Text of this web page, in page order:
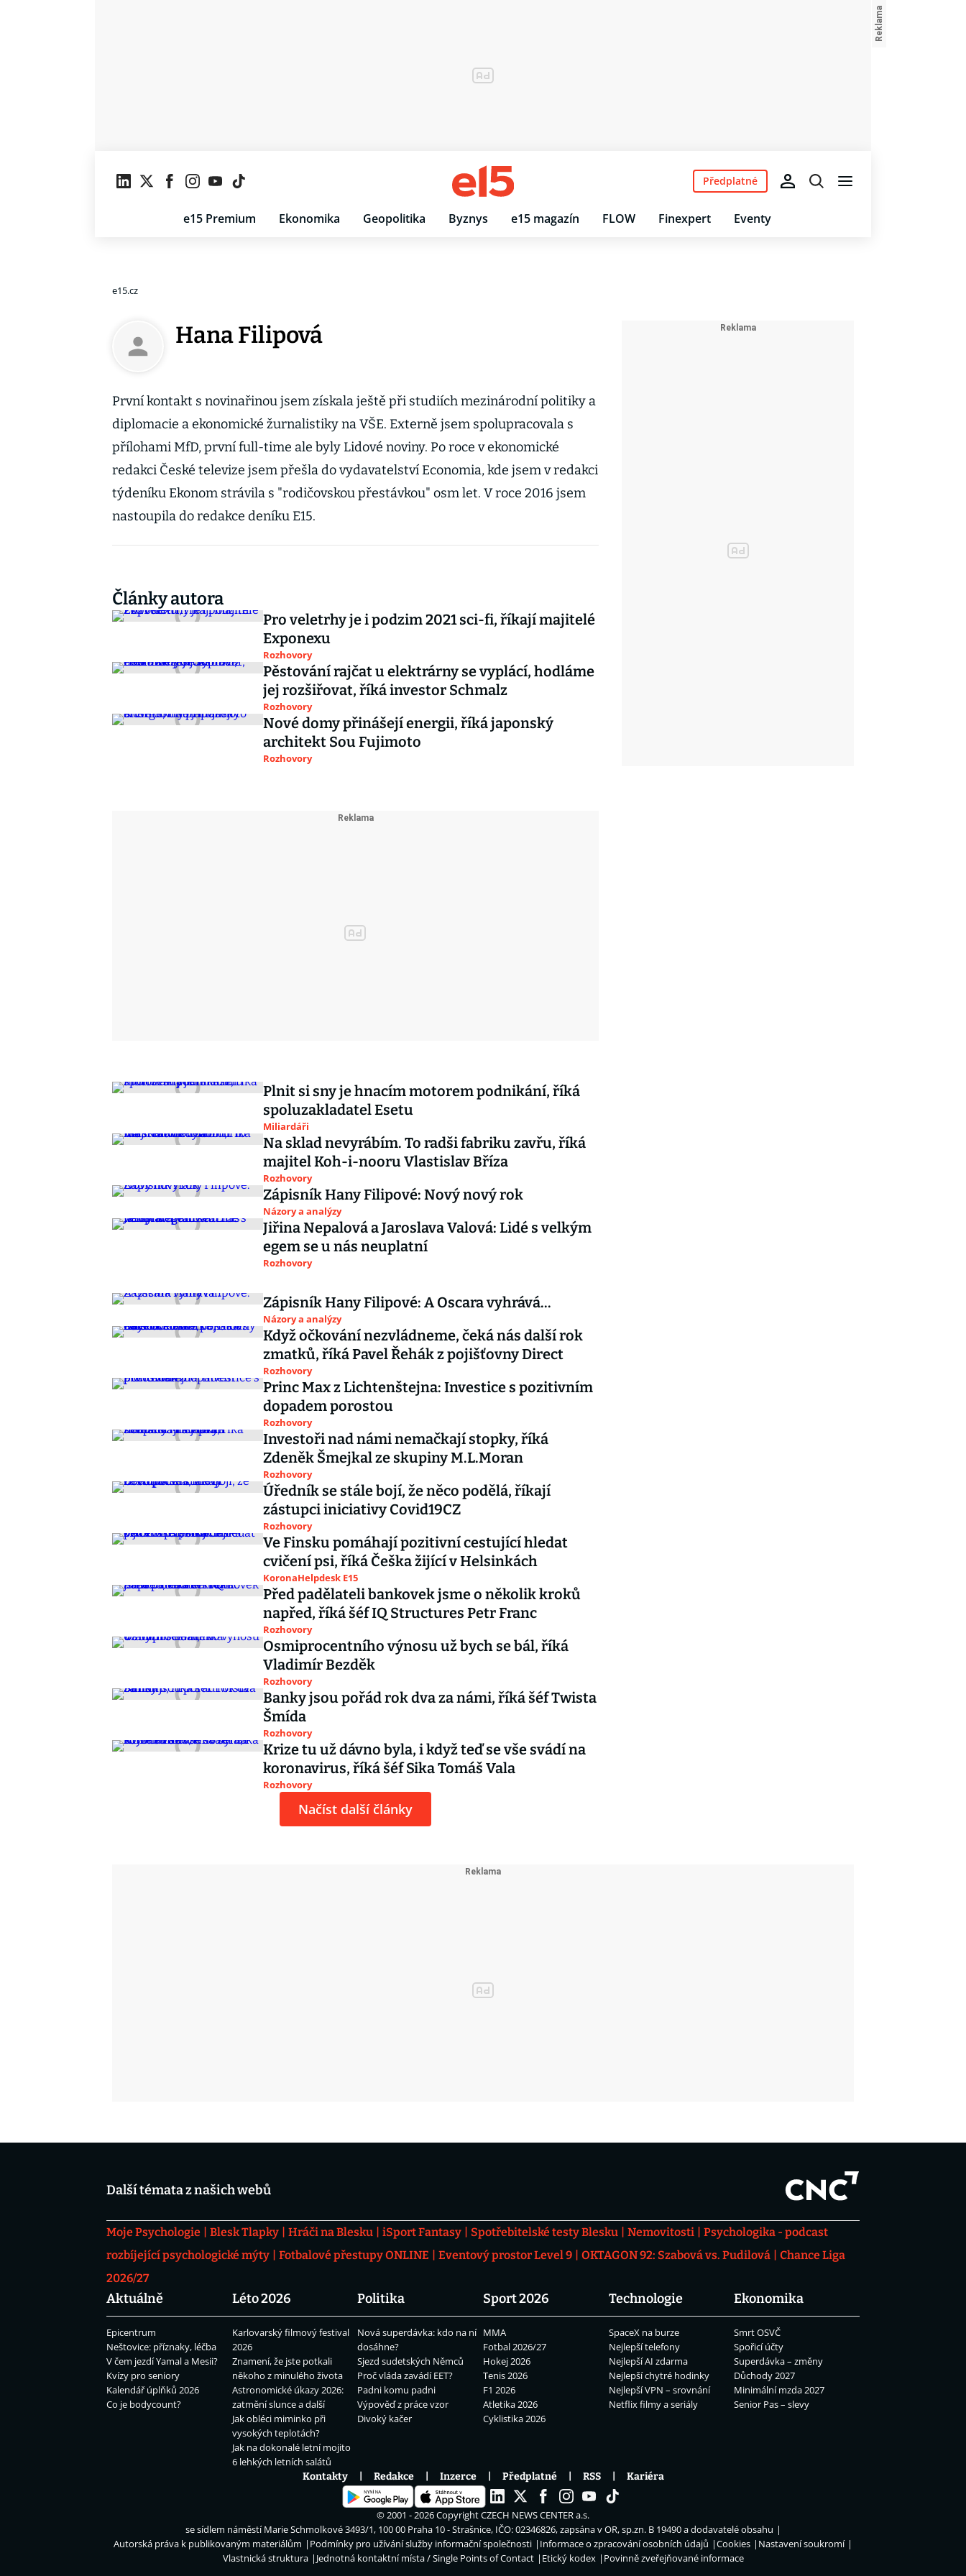
e15 Premium Ekonomika Geopolitika Byznys e15 magazín FLOW Finexpert Eventy
Předplatné
e15.cz
Hana Filipová
První kontakt s novinařinou jsem získala ještě při studiích mezinárodní politiky a
diplomacie a ekonomické žurnalistiky na VŠE. Externě jsem spolupracovala s
přílohami MfD, první full-time ale byly Lidové noviny. Po roce v ekonomické
redakci České televize jsem přešla do vydavatelství Economia, kde jsem v redakci
týdeníku Ekonom strávila s "rodičovskou přestávkou" osm let. V roce 2016 jsem
nastoupila do redakce deníku E15.
Články autora
Pro veletrhy je i podzim 2021 sci-fi, říkají majitelé
Exponexu
Rozhovory
Pěstování rajčat u elektrárny se vyplácí, hodláme
jej rozšiřovat, říká investor Schmalz
Rozhovory
Nové domy přinášejí energii, říká japonský
architekt Sou Fujimoto
Rozhovory
Plnit si sny je hnacím motorem podnikání, říká
spoluzakladatel Esetu
Miliardáři
Na sklad nevyrábím. To radši fabriku zavřu, říká
majitel Koh-i-nooru Vlastislav Bříza
Rozhovory
Zápisník Hany Filipové: Nový nový rok
Názory a analýzy
Jiřina Nepalová a Jaroslava Valová: Lidé s velkým
egem se u nás neuplatní
Rozhovory
Zápisník Hany Filipové: A Oscara vyhrává...
Názory a analýzy
Když očkování nezvládneme, čeká nás další rok
zmatků, říká Pavel Řehák z pojišťovny Direct
Rozhovory
Princ Max z Lichtenštejna: Investice s pozitivním
dopadem porostou
Rozhovory
Investoři nad námi nemačkají stopky, říká
Zdeněk Šmejkal ze skupiny M.L.Moran
Rozhovory
Úředník se stále bojí, že něco podělá, říkají
zástupci iniciativy Covid19CZ
Rozhovory
Ve Finsku pomáhají pozitivní cestující hledat
cvičení psi, říká Češka žijící v Helsinkách
KoronaHelpdesk E15
Před padělateli bankovek jsme o několik kroků
napřed, říká šéf IQ Structures Petr Franc
Rozhovory
Osmiprocentního výnosu už bych se bál, říká
Vladimír Bezděk
Rozhovory
Banky jsou pořád rok dva za námi, říká šéf Twista
Šmída
Rozhovory
Krize tu už dávno byla, i když teď se vše svádí na
koronavirus, říká šéf Sika Tomáš Vala
Rozhovory
Načíst další články
Další témata z našich webů
Moje Psychologie Blesk Tlapky Hráči na Blesku iSport Fantasy Spotřebitelské testy Blesku Nemovitosti
Psychologika - podcast
rozbíjející psychologické mýty
Fotbalové přestupy ONLINE Eventový prostor Level 9 OKTAGON 92: Szabová vs. Pudilová
Chance Liga
2026/27
Aktuálně
Epicentrum
Neštovice: příznaky, léčba
V čem jezdí Yamal a Mesii?
Kvízy pro seniory
Kalendář úplňků 2026
Co je bodycount?
Léto 2026
Karlovarský filmový festival
2026
Znamení, že jste potkali
někoho z minulého života
Astronomické úkazy 2026:
zatmění slunce a další
Jak obléci miminko při
vysokých teplotách?
Jak na dokonalé letní mojito
6 lehkých letních salátů
Politika
Nová superdávka: kdo na ní
dosáhne?
Sjezd sudetských Němců
Proč vláda zavádí EET?
Padni komu padni
Výpověď z práce vzor
Divoký kačer
Sport 2026
MMA
Fotbal 2026/27
Hokej 2026
Tenis 2026
F1 2026
Atletika 2026
Cyklistika 2026
Technologie
SpaceX na burze
Nejlepší telefony
Nejlepší AI zdarma
Nejlepší chytré hodinky
Nejlepší VPN – srovnání
Netflix filmy a seriály
Ekonomika
Smrt OSVČ
Spořicí účty
Superdávka – změny
Důchody 2027
Minimální mzda 2027
Senior Pas – slevy
Kontakty Redakce Inzerce Předplatné RSS Kariéra
© 2001 - 2026 CopyrightCZECH NEWS CENTER a.s.
se sídlem náměstí Marie Schmolkové 3493/1, 100 00 Praha 10 - Strašnice, IČO: 02346826, zapsána v OR, sp.zn. B 19490 a dodavatelé obsahu
Autorská práva k publikovaným materiálům
Podmínky pro užívání služby informační společnosti Informace o zpracování osobních údajů Cookies
Nastavení soukromí
Vlastnická struktura
Jednotná kontaktní místa / Single Points of Contact Etický kodex Povinně zveřejňované informace